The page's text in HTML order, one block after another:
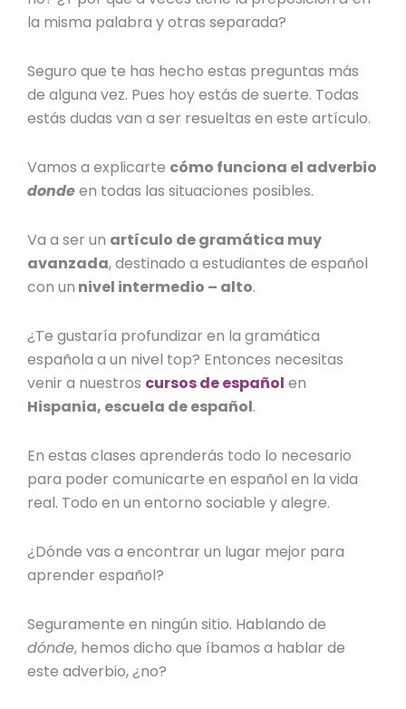
la misma palabra y otras separada?
Seguro que te has hecho estas preguntas más
de alguna vez. Pues hoy estás de suerte. Todas
estás dudas van a ser resueltas en este artículo.
Vamos a explicarte cómo funciona el adverbio
dondeen todas las situaciones posibles.
Va a ser un artículo de gramática muy
avanzada, destinado a estudiantes de español
con un nivel intermedio – alto.
¿Te gustaría profundizar en la gramática
española a un nivel top? Entonces necesitas
venir a nuestros cursos de español en
Hispania, escuela de español.
En estas clases aprenderás todo lo necesario
para poder comunicarte en español en la vida
real. Todo en un entorno sociable y alegre.
¿Dónde vas a encontrar un lugar mejor para
aprender español?
Seguramente en ningún sitio. Hablando de
dónde, hemos dicho que íbamos a hablar de
este adverbio, ¿no?